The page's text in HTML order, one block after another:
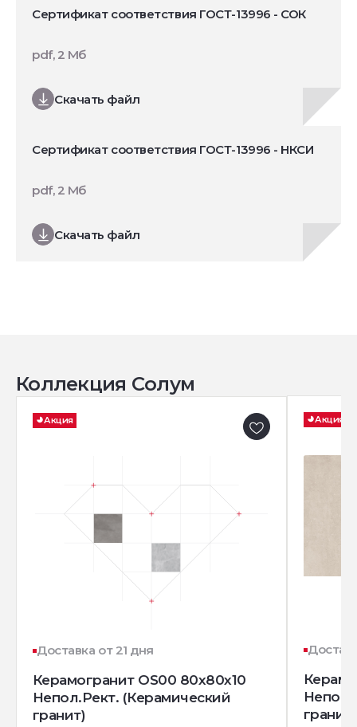
Сертификат соответствия ГОСТ-13996 - СОК
Скачать файл
pdf, 2 Мб
Сертификат соответствия ГОСТ-13996 - НКСИ
Скачать файл
pdf, 2 Мб
Коллекция Солум
Акция
Доставка от 21 дня
Керамогранит OS00 80x80x10
Непол.Рект. (Керамический
гранит)
Акция
гранит)